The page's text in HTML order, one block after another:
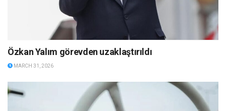
Özkan Yalım görevden uzaklaştırıldı
MARCH 31, 2026